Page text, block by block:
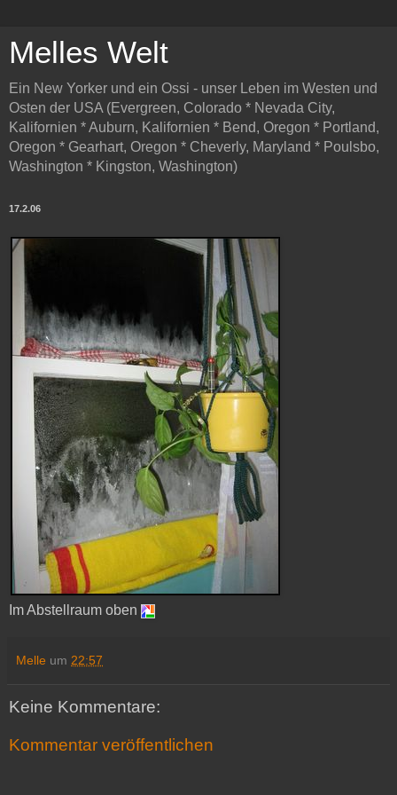
Melles Welt
Ein New Yorker und ein Ossi - unser Leben im Westen und
Osten der USA (Evergreen, Colorado * Nevada City,
Kalifornien * Auburn, Kalifornien * Bend, Oregon * Portland,
Oregon * Gearhart, Oregon * Cheverly, Maryland * Poulsbo,
Washington * Kingston, Washington)
17.2.06
Im Abstellraum oben
Melle um 22:57
Keine Kommentare:
Kommentar veröffentlichen